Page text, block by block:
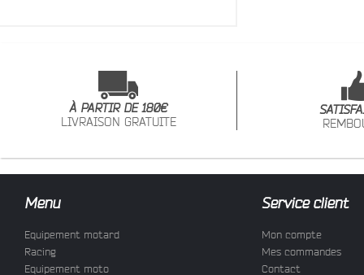
À PARTIR DE 180€
LIVRAISON GRATUITE
Menu
Equipement motard
Racing
Equipement moto
Service client
Mon compte
Mes commandes
Contact